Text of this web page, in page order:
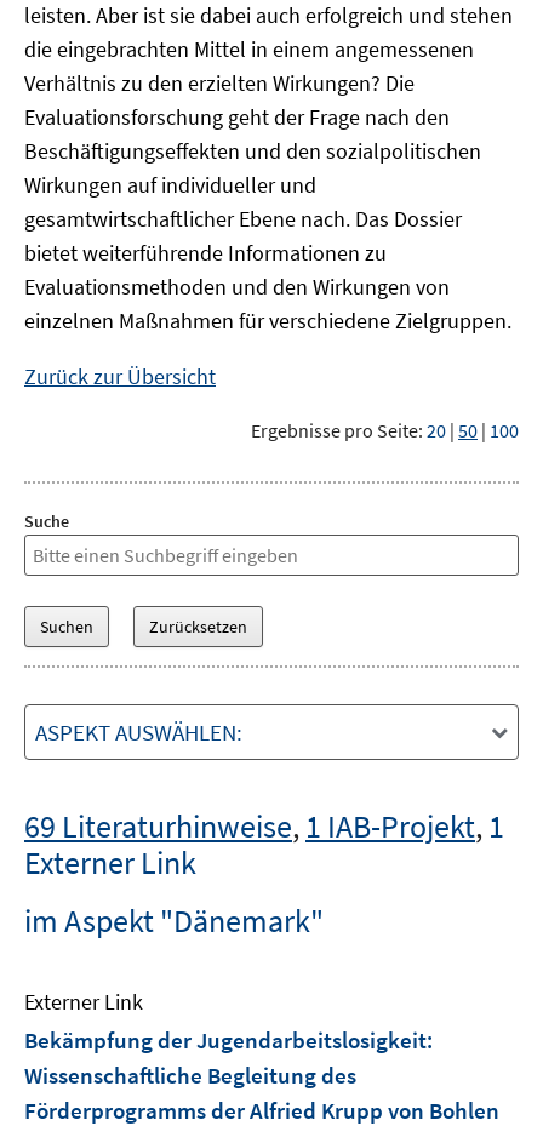
leisten. Aber ist sie dabei auch erfolgreich und stehen
die eingebrachten Mittel in einem angemessenen
Verhältnis zu den erzielten Wirkungen? Die
Evaluationsforschung geht der Frage nach den
Beschäftigungseffekten und den sozialpolitischen
Wirkungen auf individueller und
gesamtwirtschaftlicher Ebene nach. Das Dossier
bietet weiterführende Informationen zu
Evaluationsmethoden und den Wirkungen von
einzelnen Maßnahmen für verschiedene Zielgruppen.
Zurück zur Übersicht
Ergebnisse pro Seite: 20 | 50 | 100
Suche
ASPEKT AUSWÄHLEN:
69 Literaturhinweise, 1 IAB-Projekt, 1
Externer Link
im Aspekt "Dänemark"
Externer Link
Bekämpfung der Jugendarbeitslosigkeit:
Wissenschaftliche Begleitung des
Förderprogramms der Alfried Krupp von Bohlen